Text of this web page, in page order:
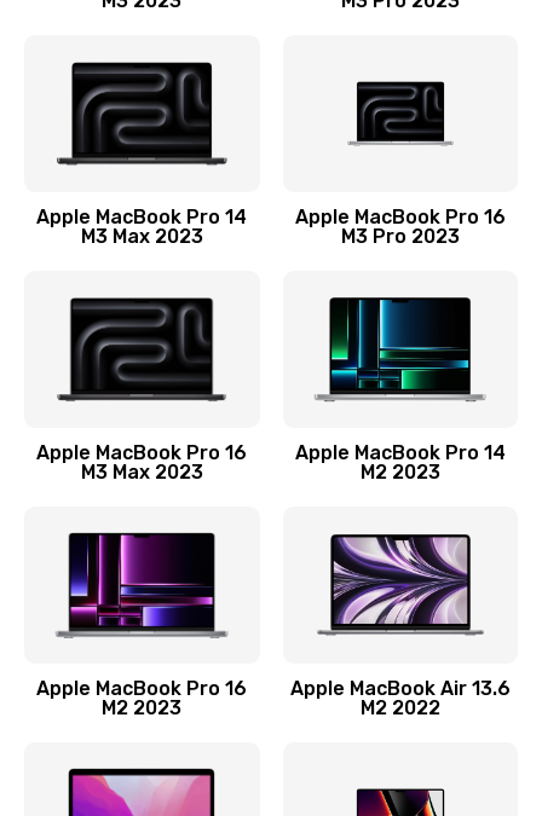
Замена инвертора (модуля подсветки)
1500 руб.
Ремонт цепи питания
Заказать
Ремонт блока питания
Ремонт материнской платы
2500 руб.
Apple MacBook Pro 14
M3 Max 2023
Apple MacBook Pro 16
M3 Pro 2023
Apple MacBook Pro 16
M3 Max 2023
Apple MacBook Pro 14
M2 2023
Apple MacBook Pro 16
M2 2023
Apple MacBook Air 13.6
M2 2022